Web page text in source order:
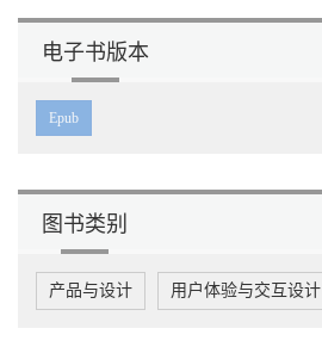
电子书版本
Epub
图书类别
产品与设计 用户体验与交互设计